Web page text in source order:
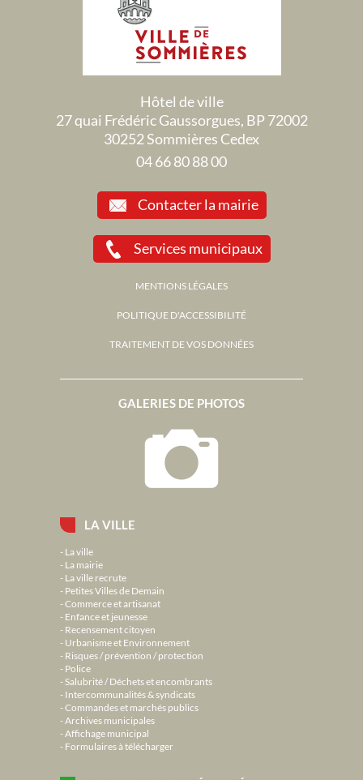
LA VILLE
La ville
La mairie
La ville recrute
Petites Villes de Demain
Commerce et artisanat
Enfance et jeunesse
Recensement citoyen
Urbanisme et Environnement
Risques / prévention / protection
Police
Salubrité / Déchets et encombrants
Intercommunalités & syndicats
Commandes et marchés publics
Archives municipales
Affichage municipal
Formulaires à télécharger
GALERIES DE PHOTOS
Hôtel de ville
27 quai Frédéric Gaussorgues, BP 72002
30252 Sommières Cedex
04 66 80 88 00
Contacter la mairie
Services municipaux
MENTIONS LÉGALES
POLITIQUE D'ACCESSIBILITÉ
TRAITEMENT DE VOS DONNÉES